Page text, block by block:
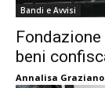
Bandi e Avvisi
beni
Annalisa Graziano